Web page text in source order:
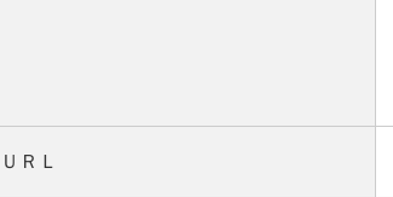
ＵＲＬ